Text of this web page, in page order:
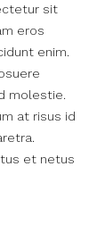
sit
eros
enim.
molestie.
at risus id
et netus